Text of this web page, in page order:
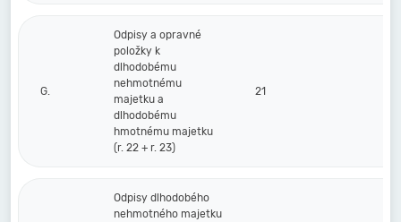
G.
Odpisy a opravné
položky k
dlhodobému
nehmotnému
majetku a
dlhodobému
hmotnému majetku
(r. 22 + r. 23)
21
Odpisy dlhodobého
nehmotného majetku